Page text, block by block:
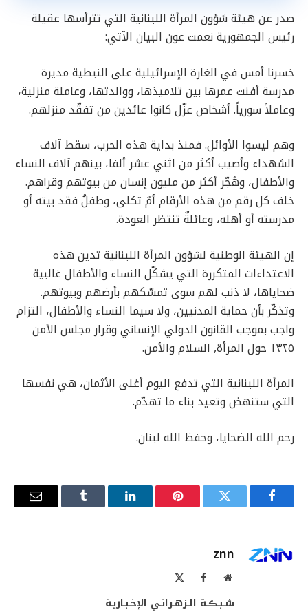
صدر عن هيئة شؤون المرأة اللبنانية التي تترأسها عقيلة
رئيس الجمهورية نعمت عون البيان الآتي:
خسرنا أمس في الغارة الإسرائيلية على النبطية مديرة
مدرسة أفنت عمرها بين تلاميذها، ووالدتها، وعاملة منزلية،
وعاملاً سورياً. أشخاص عزّل كانوا عائدين من تفقّد منزلهم.
وهم ليسوا الأوائل. فمنذ بداية هذه الحرب، سقط آلاف
الشهداء وأصيب أكثر من اثني عشر ألفا، بينهم آلاف النساء
والأطفال، وهُجّر أكثر من مليون إنسان من بيوتهم وقراهم.
خلف كل رقم من هذه الأرقام أمٌ ثكلى، وطفلٌ فقد بيته أو
مدرسته أو أهله، وعائلةٌ تنتظر العودة.
إن الهيئة الوطنية لشؤون المرأة اللبنانية تدين هذه
الاعتداءات المتكررة التي يشكّل النساء والأطفال غالبية
ضحاياها، لا ذنب لهم سوى تمسّكهم بأرضهم وبيوتهم.
وتذكّر بأن حماية المدنيين، ولا سيما النساء والأطفال، التزام
واجب بموجب القانون الدولي الإنساني وقرار مجلس الأمن
١٣٢٥ ‏حول المرأة, السلام والأمن.
المرأة اللبنانية التي تدفع اليوم أغلى الأثمان، هي نفسها
التي ستنهض وتعيد بناء ما تهدّم.
رحم الله الضحايا، وحفظ الله لبنان.
فيسبوك تويتر بينتيريستلينكدإن Tumblr
البريد
znn
موقع فيسبوك
شـبـڪـة الـزهـرانـي الإخـبـاريـة